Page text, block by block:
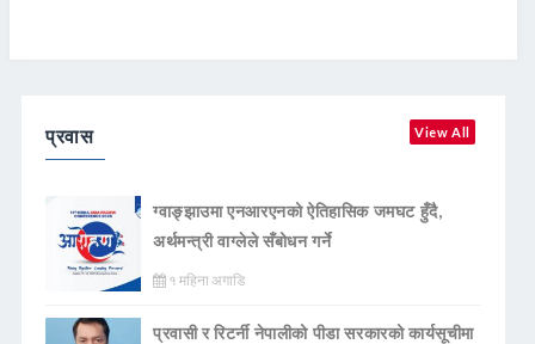
प्रवास View All
ग्वाङ्झाउमा एनआरएनको ऐतिहासिक जमघट हुँदै,
अर्थमन्त्री वाग्लेले सँबोधन गर्ने
१ महिना अगाडि
प्रवासी र रिटर्नी नेपालीको पीडा सरकारको कार्यसूचीमा